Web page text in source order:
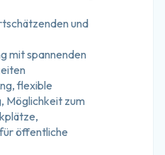
und
mit spannenden
flexible
Möglichkeit zum
öffentliche